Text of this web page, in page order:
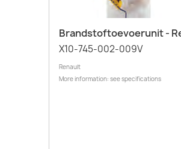
Brandstoftoevoerunit -
X10-745-002-009V
Renault
More information: see specifications